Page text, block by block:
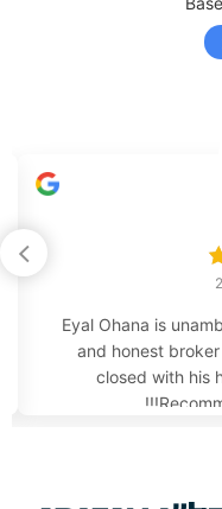
Eyal Ohana is
and honest
closed with his